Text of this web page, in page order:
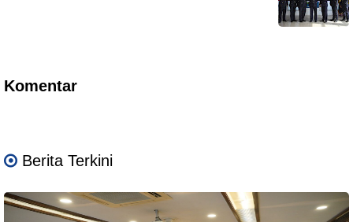
Komentar
Berita Terkini